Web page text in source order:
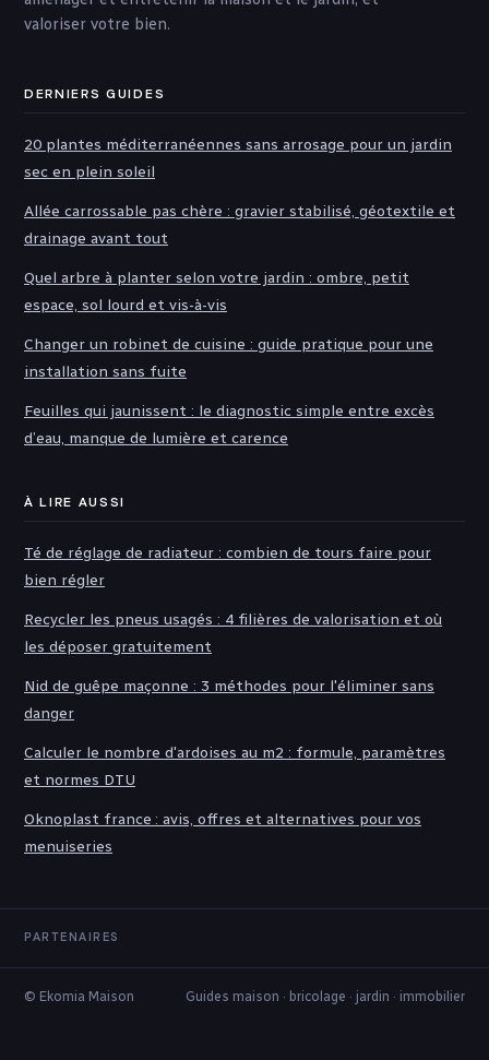
valoriser votre bien.
DERNIERS GUIDES
20 plantes méditerranéennes sans arrosage pour un jardin
sec en plein soleil
Allée carrossable pas chère : gravier stabilisé, géotextile et
drainage avant tout
Quel arbre à planter selon votre jardin : ombre, petit
espace, sol lourd et vis-à-vis
Changer un robinet de cuisine : guide pratique pour une
installation sans fuite
Feuilles qui jaunissent : le diagnostic simple entre excès
d’eau, manque de lumière et carence
À LIRE AUSSI
Té de réglage de radiateur : combien de tours faire pour
bien régler
Recycler les pneus usagés : 4 filières de valorisation et où
les déposer gratuitement
Nid de guêpe maçonne : 3 méthodes pour l'éliminer sans
danger
Calculer le nombre d'ardoises au m2 : formule, paramètres
et normes DTU
Oknoplast france : avis, offres et alternatives pour vos
menuiseries
PARTENAIRES
© Ekomia Maison Guides maison · bricolage · jardin · immobilier